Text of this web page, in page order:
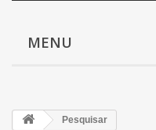
MENU
Pesquisar